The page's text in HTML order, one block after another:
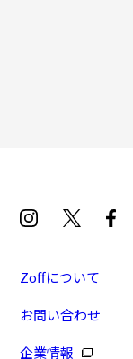
Zoffについて
お問い合わせ
企業情報